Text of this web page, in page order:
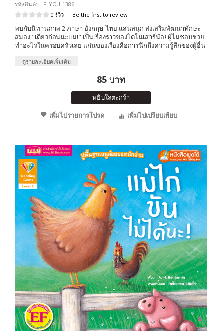
รหัสสินค้า : P-YOU-1386
0 รีวิว | Be the first to review
พบกับนิทานภาพ 2 ภาษา อังกฤษ-ไทย แสนสนุก ส่งเสริมพัฒนาทักษะ
สมอง "เดี๋ยวก่อนนะแม่!" เป็นเรื่องราวของไดโนเสาร์น้อยผู้ไม่ชอบช่วย
ทำอะไรในครอบครัวเลย แก่นของเรื่องคือการนึกถึงความรู้สึกของผู้อื่น
ดูรายละเอียดเพิ่มเติม
85 บาท
หยิบใส่ตะกร้า
เพิ่มไปรายการโปรด
เพิ่มไปเปรียบเทียบ